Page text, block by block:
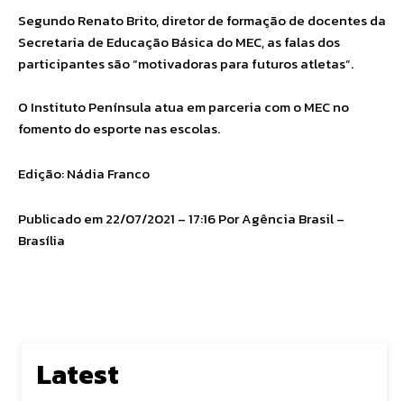
Segundo Renato Brito, diretor de formação de docentes da
Secretaria de Educação Básica do MEC, as falas dos
participantes são “motivadoras para futuros atletas”.
O Instituto Península atua em parceria com o MEC no
fomento do esporte nas escolas.
Edição: Nádia Franco
Publicado em 22/07/2021 – 17:16 Por Agência Brasil –
Brasília
Latest